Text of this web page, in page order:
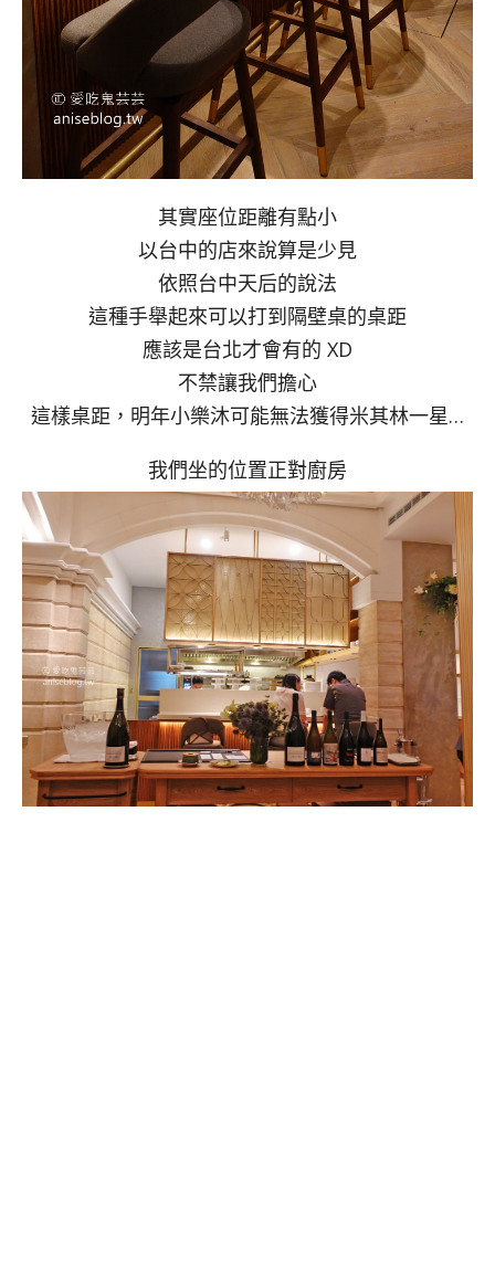
其實座位距離有點小
以台中的店來說算是少見
依照台中天后的說法
這種手舉起來可以打到隔壁桌的桌距
應該是台北才會有的 XD
不禁讓我們擔心
這樣桌距，明年小樂沐可能無法獲得米其林一星…
我們坐的位置正對廚房